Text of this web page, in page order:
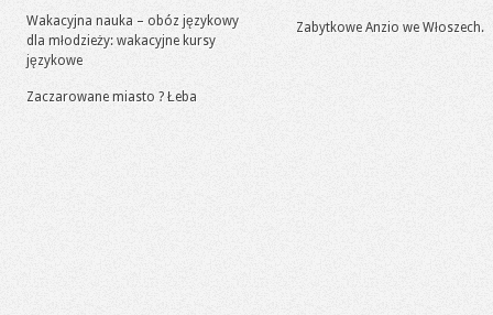
Wakacyjna nauka – obóz językowy
dla młodzieży: wakacyjne kursy
językowe
Zaczarowane miasto ? Łeba
Zabytkowe Anzio we Włoszech.